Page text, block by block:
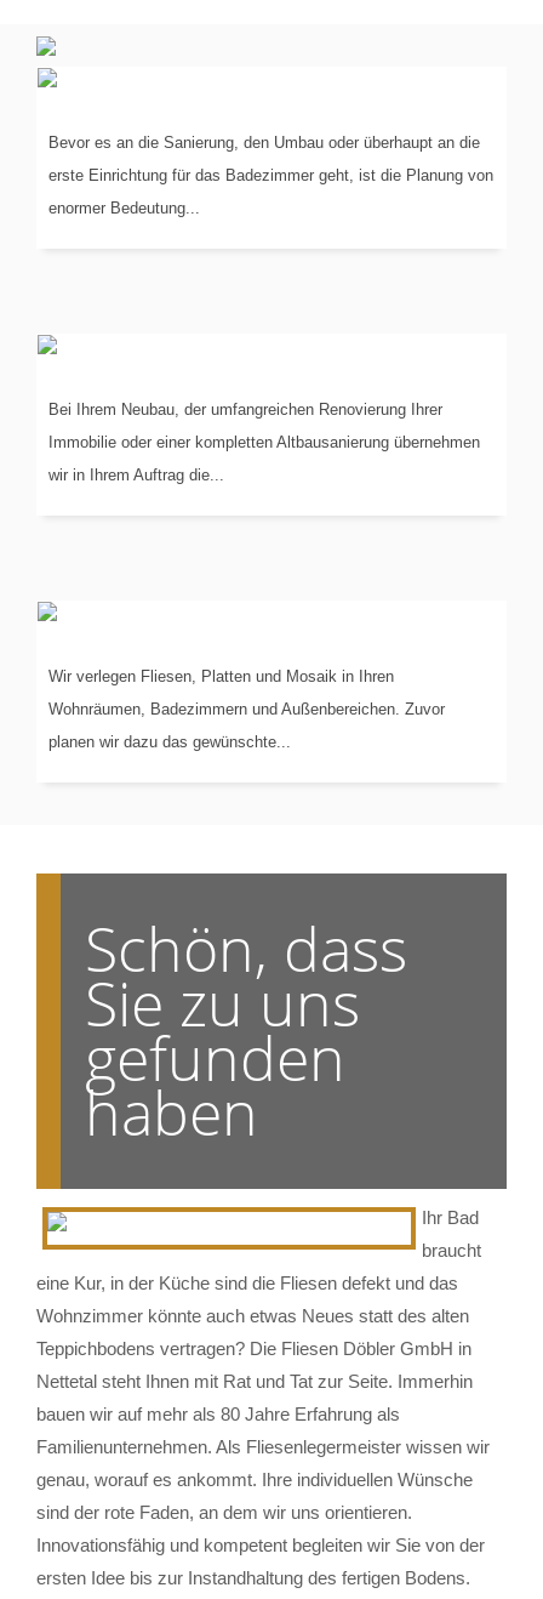
PLANUNGIN 3-D
Bevor es an die Sanierung, den Umbau oder überhaupt an die
erste Einrichtung für das Badezimmer geht, ist die Planung von
enormer Bedeutung...
KOORDINIERUNGDER GEWERKE
Bei Ihrem Neubau, der umfangreichen Renovierung Ihrer
Immobilie oder einer kompletten Altbausanierung übernehmen
wir in Ihrem Auftrag die...
VERLEGUNGVON...
Wir verlegen Fliesen, Platten und Mosaik in Ihren
Wohnräumen, Badezimmern und Außenbereichen. Zuvor
planen wir dazu das gewünschte...
Schön, dass
Sie zu uns
gefunden
haben
Ihr Bad
braucht
eine Kur, in der Küche sind die Fliesen defekt und das
Wohnzimmer könnte auch etwas Neues statt des alten
Teppichbodens vertragen? Die Fliesen Döbler GmbH in
Nettetal steht Ihnen mit Rat und Tat zur Seite. Immerhin
bauen wir auf mehr als 80 Jahre Erfahrung als
Familienunternehmen. Als Fliesenlegermeister wissen wir
genau, worauf es ankommt. Ihre individuellen Wünsche
sind der rote Faden, an dem wir uns orientieren.
Innovationsfähig und kompetent begleiten wir Sie von der
ersten Idee bis zur Instandhaltung des fertigen Bodens.